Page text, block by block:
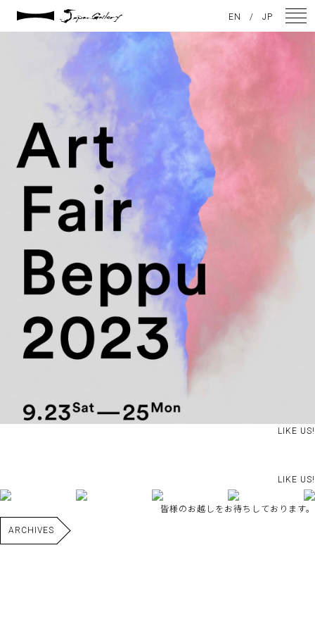
373655998_310164638331798_2506437695935621358_n
LIKE US!
LIKE US!
皆様のお越しをお待ちしております。
ARCHIVES
EN / JP
ARTISTS
GALLERY
INSPIRATION
ABOUT US
CONTACT
FACEBOOK
INSTAGRAM